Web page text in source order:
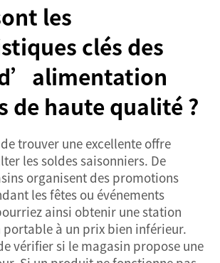
les
clés des
de haute qualité ?
trouver une excellente offre
les soldes saisonniers. De
organisent des promotions
les fêtes ou événements
ainsi obtenir une station
à un prix bien inférieur.
vérifier si le magasin propose une